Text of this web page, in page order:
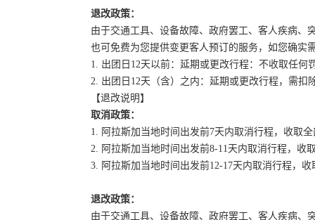
退改政策：
由于交通工具、设备故障、政府罢工、客人疾病、
也可免费为您提供变更客人预订的服务，如您确实
1. 出团日12天以前：延期或更改行程：不收取任何
2. 出团日12天（含）之内：延期或更改行程，需
【退改说明】
取消政策：
1. 阿拉斯加当地时间出发前7天内取消行程，收取
2. 阿拉斯加当地时间出发前8-11天内取消行程，收
3. 阿拉斯加当地时间出发前12-17天内取消行程，收
退改政策：
由于交通工具、设备故障、政府罢工、客人疾病、